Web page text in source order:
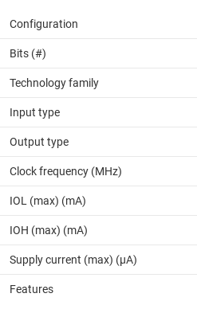
Configuration
Bits (#)
Technology family
Input type
Output type
Clock frequency (MHz)
IOL (max) (mA)
IOH (max) (mA)
Supply current (max) (µA)
Features